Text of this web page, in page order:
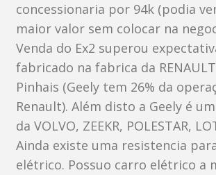
concessionaria por 94k (podia
maior valor sem colocar na
Venda do Ex2 superou
fabricado na fabrica da RENAULT
Pinhais (Geely tem 26% da
Renault). Além disto a Geely é
da VOLVO, ZEEKR, POLESTAR,
Ainda existe uma resistencia
elétrico. Possuo carro elétrico a